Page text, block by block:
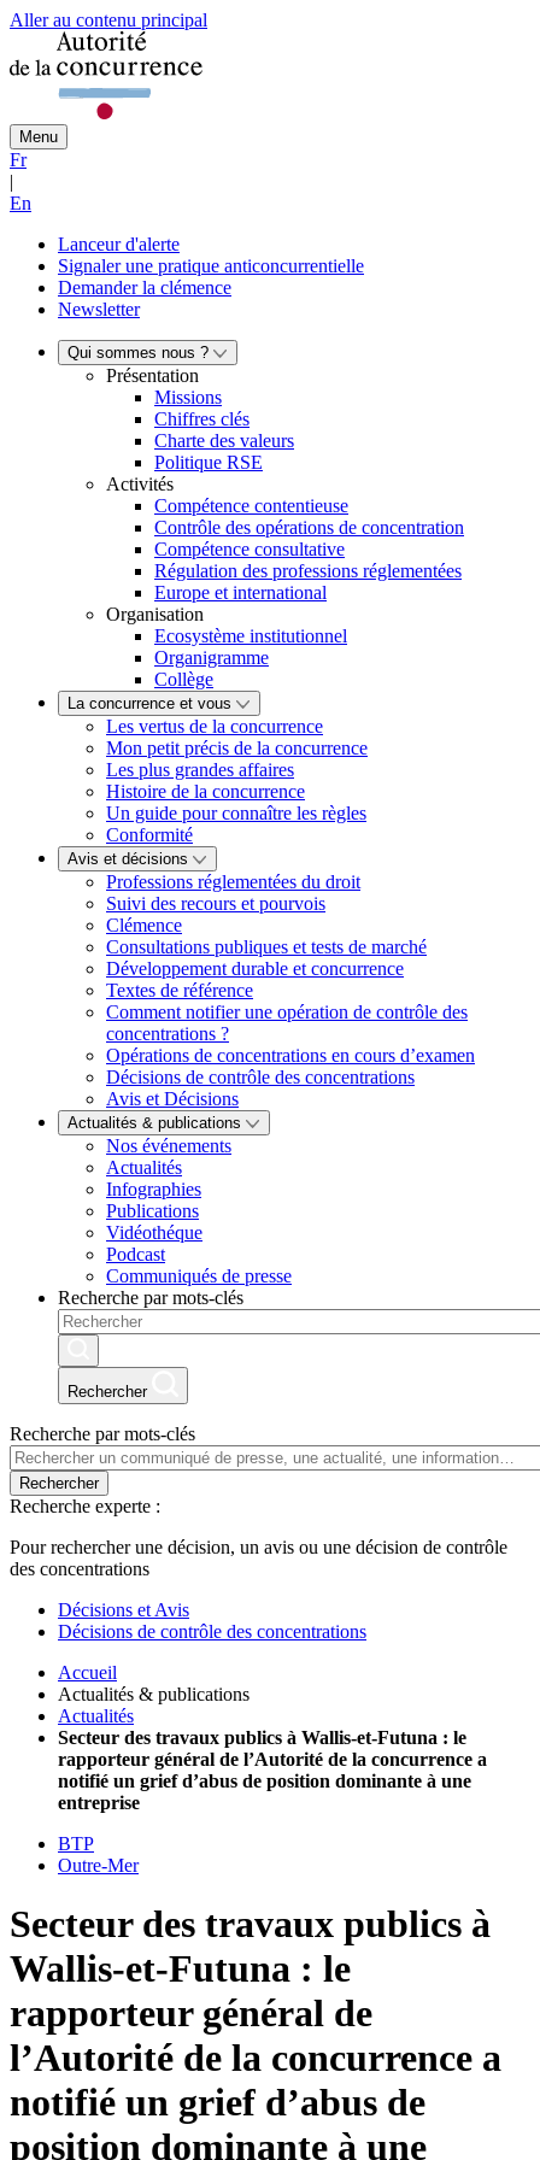
Aller au contenu principal
Menu
Fr
|
En
Lanceur d'alerte
Signaler une pratique anticoncurrentielle
Demander la clémence
Newsletter
Qui sommes nous ?
Présentation
Missions
Chiffres clés
Charte des valeurs
Politique RSE
Activités
Compétence contentieuse
Contrôle des opérations de concentration
Compétence consultative
Régulation des professions réglementées
Europe et international
Organisation
Ecosystème institutionnel
Organigramme
Collège
La concurrence et vous
Les vertus de la concurrence
Mon petit précis de la concurrence
Les plus grandes affaires
Histoire de la concurrence
Un guide pour connaître les règles
Conformité
Avis et décisions
Professions réglementées du droit
Suivi des recours et pourvois
Clémence
Consultations publiques et tests de marché
Développement durable et concurrence
Textes de référence
Comment notifier une opération de contrôle des
concentrations ?
Opérations de concentrations en cours d’examen
Décisions de contrôle des concentrations
Avis et Décisions
Actualités & publications
Nos événements
Actualités
Infographies
Publications
Vidéothéque
Podcast
Communiqués de presse
Recherche par mots-clés
Rechercher
Recherche par mots-clés
Rechercher
Recherche experte :
Pour rechercher une décision, un avis ou une décision de contrôle
des concentrations
Décisions et Avis
Décisions de contrôle des concentrations
Accueil
Actualités & publications
Actualités
Secteur des travaux publics à Wallis-et-Futuna : le
rapporteur général de l’Autorité de la concurrence a
notifié un grief d’abus de position dominante à une
entreprise
BTP
Outre-Mer
Secteur des travaux publics à
Wallis-et-Futuna : le
rapporteur général de
l’Autorité de la concurrence a
notifié un grief d’abus de
position dominante à une